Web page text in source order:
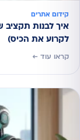
קידום אתרים
לקרוע את הכיס)
קראו עוד ←